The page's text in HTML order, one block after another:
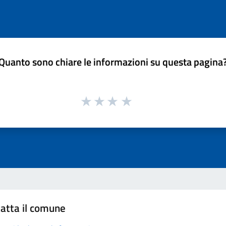
sono chiare le informazioni su questa
il comune